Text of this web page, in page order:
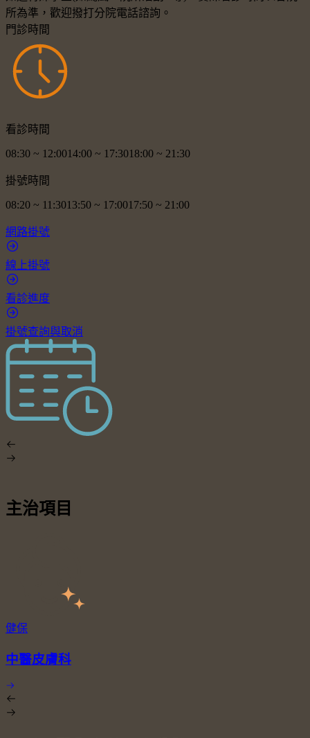
所為準，歡迎撥打分院電話諮詢。
門診時間
看診時間
08:30 ~ 12:0014:00 ~ 17:3018:00 ~ 21:30
掛號時間
08:20 ~ 11:3013:50 ~ 17:0017:50 ~ 21:00
網路掛號
線上掛號
看診進度
掛號查詢與取消
主治項目
健保
中醫皮膚科